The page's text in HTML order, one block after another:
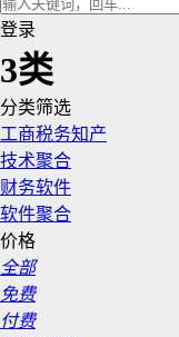
登录
3类
分类筛选
工商税务知产
技术聚合
财务软件
软件聚合
价格
全部
免费
付费